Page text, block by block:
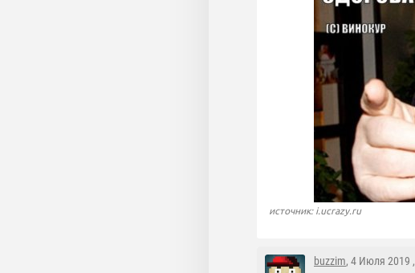
источник: i.ucrazy.ru
buzzim, 4 Июля 2019 ,